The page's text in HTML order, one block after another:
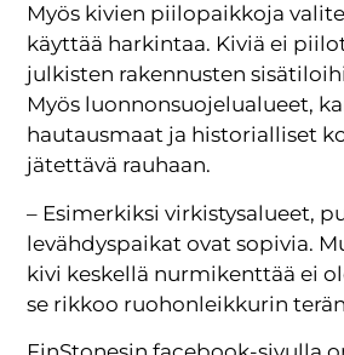
Myös kivien piilopaikkoja
käyttää harkintaa. Kiviä ei
julkisten rakennusten
Myös luonnonsuojelualueet,
hautausmaat ja historialliset
jätettävä rauhaan.
– Esimerkiksi virkistysalueet,
levähdyspaikat ovat sopivia.
kivi keskellä nurmikenttää ei
se rikkoo ruohonleikkurin